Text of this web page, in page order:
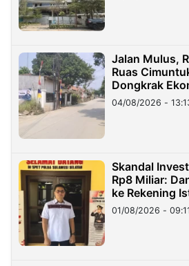
Jalan Mulus,
Ruas
Dongkrak
04/08/2026 -
Skandal
Rp8 Miliar:
ke Rekening
Timur
01/08/2026 -